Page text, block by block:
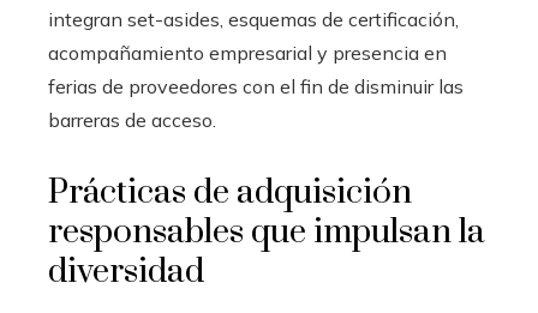
integran set-asides, esquemas de certificación,
acompañamiento empresarial y presencia en
ferias de proveedores con el fin de disminuir las
barreras de acceso.
Prácticas de adquisición
responsables que impulsan la
diversidad